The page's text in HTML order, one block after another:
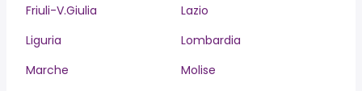
Friuli-V.Giulia
Lazio
Liguria
Lombardia
Marche
Molise